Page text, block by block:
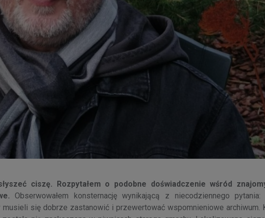
ciszę. Rozpytałem o podobne doświadczenie wśród
Obserwowałem konsternację wynikającą z niecodziennego pytania:
musieli się dobrze zastanowić i przewertować wspomnieniowe archiwum.